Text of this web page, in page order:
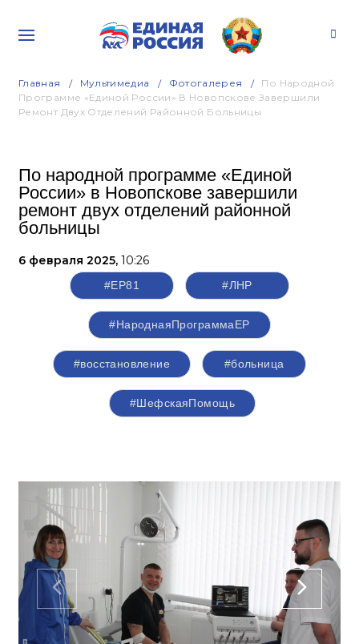
Главная Мультимедиа Фотогалерея
По Народной
Программе «Единой России» В Новопскове Завершили
Ремонт Двух Отделений Районной Больницы
По народной программе «Единой
России» в Новопскове завершили
ремонт двух отделений районной
больницы
6 февраля 2025, 10:26
#ЕР81 #ЛНР
#НароднаяПрограммаЕР
#восстановление #больница
#ШефскаяПомощь